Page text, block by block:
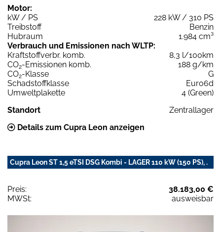
Motor:
kW / PS
228 kW / 310 PS
Treibstoff
Benzin
Hubraum
1.984 cm³
Verbrauch und Emissionen nach WLTP:
Kraftstoffverbr. komb.
8,3 l/100km
CO2-Emissionen komb.
188 g/km
CO2-Klasse
G
Schadstoffklasse
Euro6d
Umweltplakette
4 (Green)
Standort
Zentrallager
Details zum Cupra Leon anzeigen
Cupra Leon ST 1,5 eTSI DSG Kombi - LAGER 110 kW (150 PS), .
Preis:
38.183,00 €
MWSt:
ausweisbar